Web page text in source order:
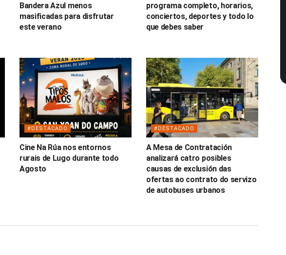
Bandera Azul menos
masificadas para disfrutar
este verano
programa completo, horarios,
conciertos, deportes y todo lo
que debes saber
#DESTACADO
Cine Na Rúa nos entornos
rurais de Lugo durante todo
Agosto
#DESTACADO
A Mesa de Contratación
analizará catro posibles
causas de exclusión das
ofertas ao contrato do servizo
de autobuses urbanos